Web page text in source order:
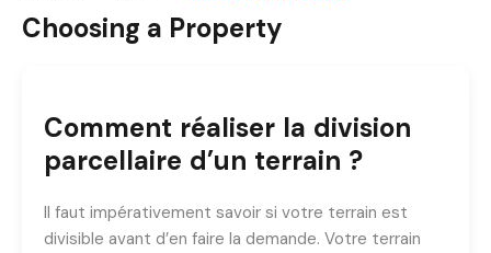
Choosing a Property
Comment réaliser la division
parcellaire d’un terrain ?
Il faut impérativement savoir si votre terrain est
divisible avant d’en faire la demande. Votre terrain